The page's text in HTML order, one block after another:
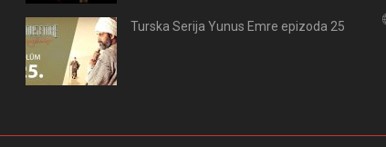
Turska Serija Yunus Emre epizoda 25